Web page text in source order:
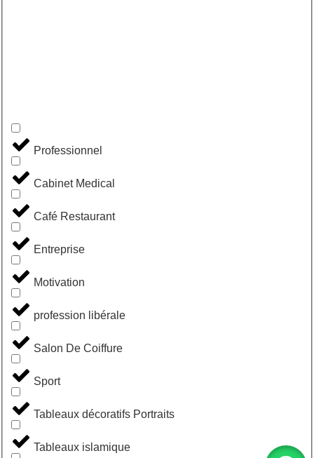
Professionnel
Cabinet Medical
Café Restaurant
Entreprise
Motivation
profession libérale
Salon De Coiffure
Sport
Tableaux décoratifs Portraits
Tableaux islamique